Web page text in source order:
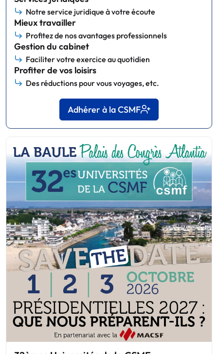
Notre service juridique à votre écoute
Mieux travailler
Profitez de nos avantages professionnels
Gestion du cabinet
Faciliter votre exercice au quotidien
Profiter de vos loisirs
Des réductions pour vous voyages, etc.
Adhérer à la CSMF